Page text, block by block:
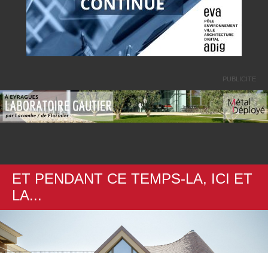
PUBLICITE
ET PENDANT CE TEMPS-LA, ICI ET
LA...